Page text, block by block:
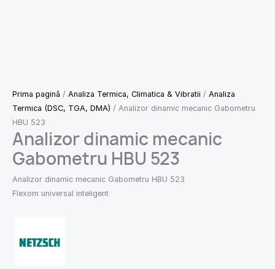
Prima pagină / Analiza Termica, Climatica & Vibratii / Analiza
Termica (DSC, TGA, DMA) / Analizor dinamic mecanic Gabometru
HBU 523
Analizor dinamic mecanic
Gabometru HBU 523
Analizor dinamic mecanic Gabometru HBU 523
Flexom universal inteligent